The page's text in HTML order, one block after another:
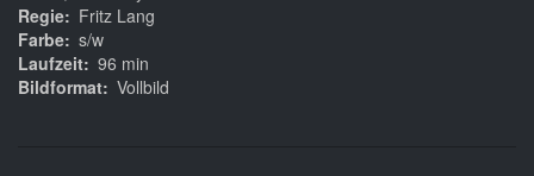
Regie
Fritz Lang
Farbe s/w
Laufzeit 96 min
Bildformat Vollbild